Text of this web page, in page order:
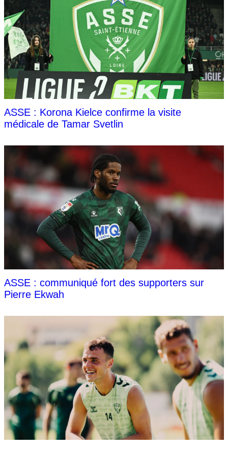
ASSE : Korona Kielce confirme la visite
médicale de Tamar Svetlin
ASSE : communiqué fort des supporters sur
Pierre Ekwah